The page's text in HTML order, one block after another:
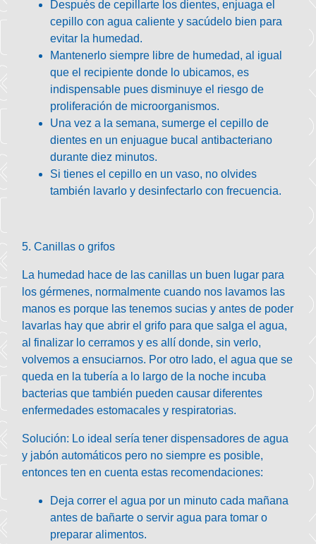
Después de cepillarte los dientes, enjuaga el
cepillo con agua caliente y sacúdelo bien para
evitar la humedad.
Mantenerlo siempre libre de humedad, al igual
que el recipiente donde lo ubicamos, es
indispensable pues disminuye el riesgo de
proliferación de microorganismos.
Una vez a la semana, sumerge el cepillo de
dientes en un enjuague bucal antibacteriano
durante diez minutos.
Si tienes el cepillo en un vaso, no olvides
también lavarlo y desinfectarlo con frecuencia.
5. Canillas o grifos
La humedad hace de las canillas un buen lugar para
los gérmenes, normalmente cuando nos lavamos las
manos es porque las tenemos sucias y antes de poder
lavarlas hay que abrir el grifo para que salga el agua,
al finalizar lo cerramos y es allí donde, sin verlo,
volvemos a ensuciarnos. Por otro lado, el agua que se
queda en la tubería a lo largo de la noche incuba
bacterias que también pueden causar diferentes
enfermedades estomacales y respiratorias.
Solución: Lo ideal sería tener dispensadores de agua
y jabón automáticos pero no siempre es posible,
entonces ten en cuenta estas recomendaciones:
Deja correr el agua por un minuto cada mañana
antes de bañarte o servir agua para tomar o
preparar alimentos.